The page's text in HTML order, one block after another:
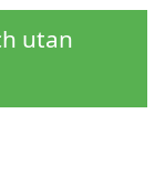
utan